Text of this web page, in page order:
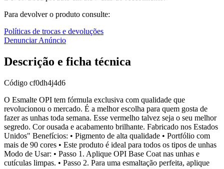
Para devolver o produto consulte:
Políticas de trocas e devoluções
Denunciar Anúncio
Descrição e ficha técnica
Código cf0dh4j4d6
O Esmalte OPI tem fórmula exclusiva com qualidade que
revolucionou o mercado. É a melhor escolha para quem gosta de
fazer as unhas toda semana. Esse vermelho talvez seja o seu melhor
segredo. Cor ousada e acabamento brilhante. Fabricado nos Estados
Unidos" Benefícios: • Pigmento de alta qualidade • Portfólio com
mais de 90 cores • Este produto é ideal para todos os tipos de unhas
Modo de Usar: • Passo 1. Aplique OPI Base Coat nas unhas e
cutículas limpas. • Passo 2. Para uma esmaltação perfeita, aplique